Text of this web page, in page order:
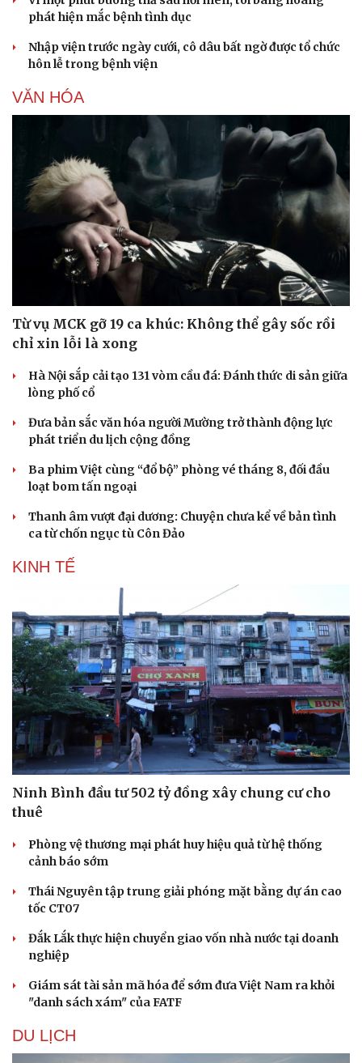
Văn hóa
Sân khấu - Điện ảnh
Văn học
Âm nhạc
Di sản
Nghệ sĩ
Thời trang
Sao Việt
phát hiện mắc bệnh tình dục
Nhập viện trước ngày cưới, cô dâu bất ngờ được tổ chức
hôn lễ trong bệnh viện
VĂN HÓA
Từ vụ MCK gỡ 19 ca khúc: Không thể gây sốc rồi
chỉ xin lỗi là xong
Hà Nội sắp cải tạo 131 vòm cầu đá: Đánh thức di sản giữa
lòng phố cổ
Đưa bản sắc văn hóa người Mường trở thành động lực
phát triển du lịch cộng đồng
Ba phim Việt cùng “đổ bộ” phòng vé tháng 8, đối đầu
loạt bom tấn ngoại
Thanh âm vượt đại dương: Chuyện chưa kể về bản tình
ca từ chốn ngục tù Côn Đảo
KINH TẾ
Ninh Bình đầu tư 502 tỷ đồng xây chung cư cho
thuê
Phòng vệ thương mại phát huy hiệu quả từ hệ thống
cảnh báo sớm
Thái Nguyên tập trung giải phóng mặt bằng dự án cao
tốc CT07
Đắk Lắk thực hiện chuyển giao vốn nhà nước tại doanh
nghiệp
Giám sát tài sản mã hóa để sớm đưa Việt Nam ra khỏi
"danh sách xám" của FATF
DU LỊCH